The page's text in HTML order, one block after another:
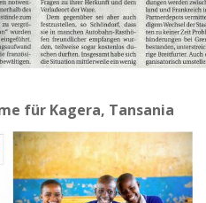
für Kagera, Tansania